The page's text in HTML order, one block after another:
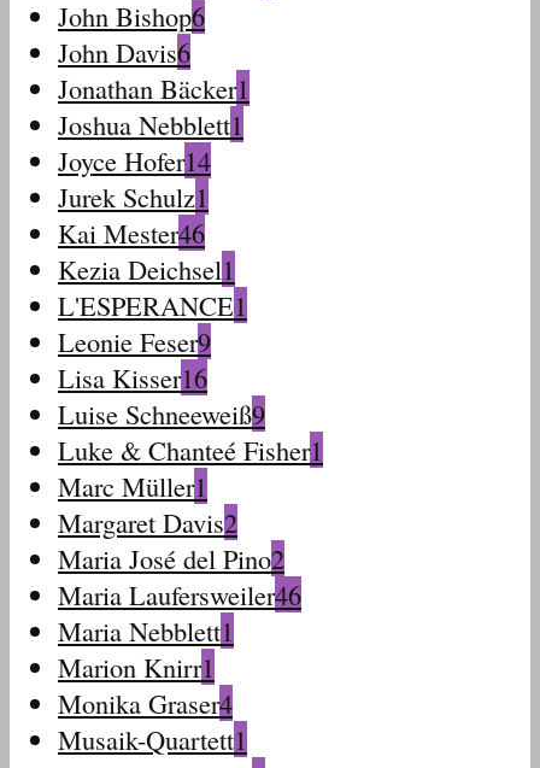
John Bishop6
John Davis6
Jonathan Bäcker1
Joshua Nebblett1
Joyce Hofer14
Jurek Schulz1
Kai Mester46
Kezia Deichsel1
L'ESPERANCE1
Leonie Feser9
Lisa Kisser16
Luise Schneeweiß9
Luke & Chanteé Fisher1
Marc Müller1
Margaret Davis2
Maria José del Pino2
Maria Laufersweiler46
Maria Nebblett1
Marion Knirr1
Monika Graser4
Musaik-Quartett1